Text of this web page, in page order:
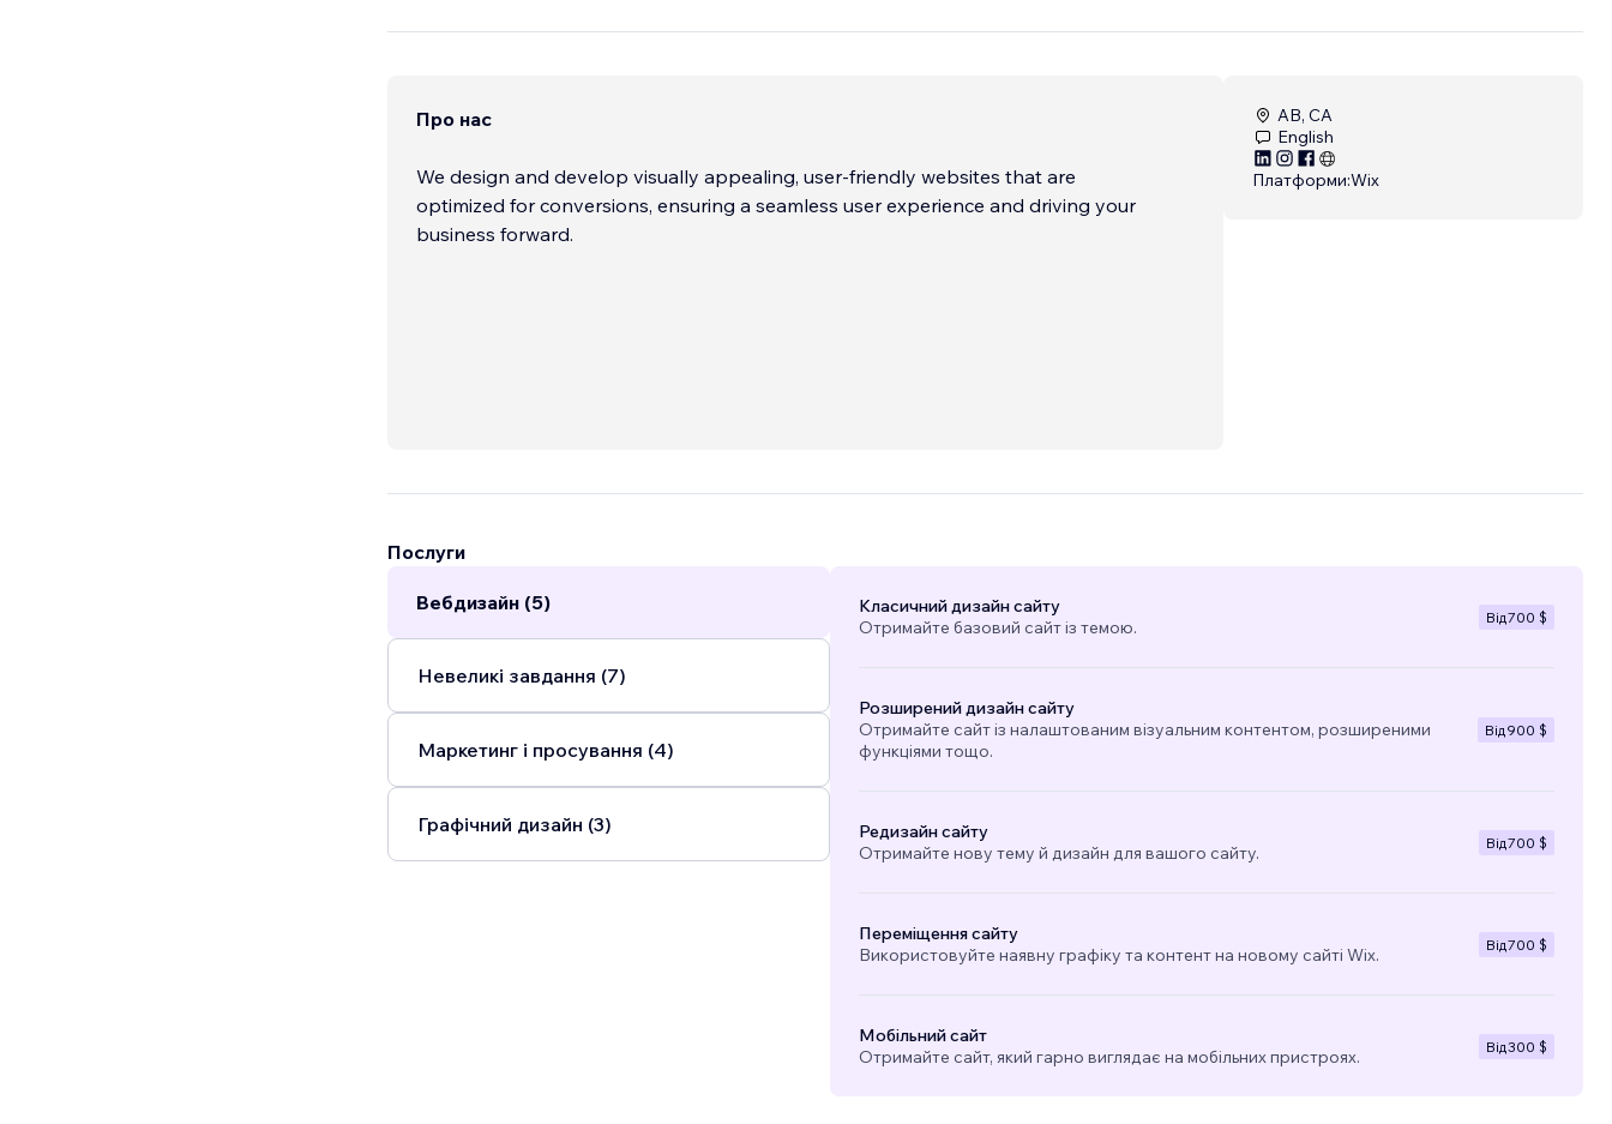
Про нас
We design and develop visually appealing, user-friendly websites that are
optimized for conversions, ensuring a seamless user experience and driving your
business forward.
AB, CA
English
Платформи:Wix
Послуги
Вебдизайн (5)
Невеликі завдання (7)
Маркетинг і просування (4)
Графічний дизайн (3)
Класичний дизайн сайту
Отримайте базовий сайт із темою.
Від700 $
Розширений дизайн сайту
Отримайте сайт із налаштованим візуальним контентом, розширеними
функціями тощо.
Від 900 $
Редизайн сайту
Отримайте нову тему й дизайн для вашого сайту.
Від700 $
Переміщення сайту
Використовуйте наявну графіку та контент на новому сайті Wix.
Від700 $
Мобільний сайт
Отримайте сайт, який гарно виглядає на мобільних пристроях.
Від300 $